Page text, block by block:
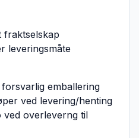
fraktselskap
leveringsmåte
emballering
ved levering/henting
ved overleverng til